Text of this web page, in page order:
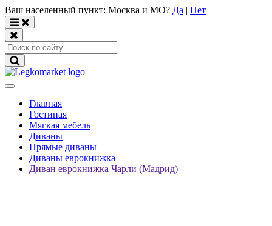
Ваш населенный пункт: Москва и МО? Да | Нет
Главная
Гостиная
Мягкая мебель
Диваны
Прямые диваны
Диваны еврокнижка
Диван еврокнижка Чарли (Мадрид)